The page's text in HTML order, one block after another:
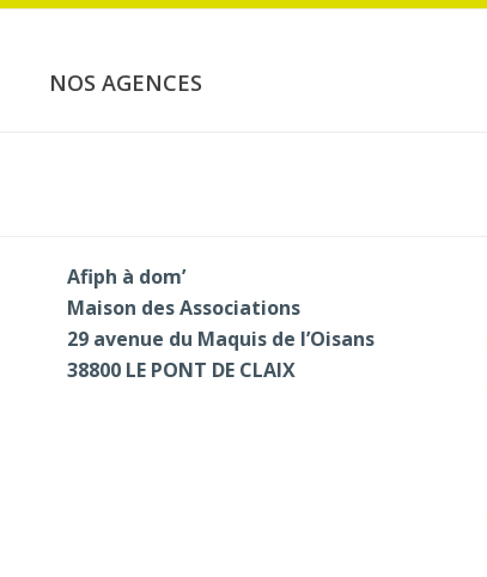
NOS AGENCES
Afiph à dom’
Maison des Associations
29 avenue du Maquis de l’Oisans
38800 LE PONT DE CLAIX